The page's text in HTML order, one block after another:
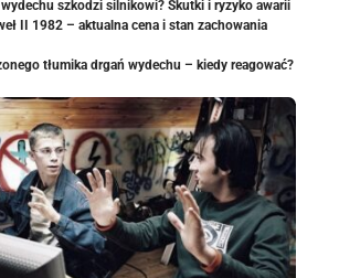
szkodzi silnikowi? Skutki i ryzyko awarii
II 1982 – aktualna cena i stan zachowania
tłumika drgań wydechu – kiedy reagować?